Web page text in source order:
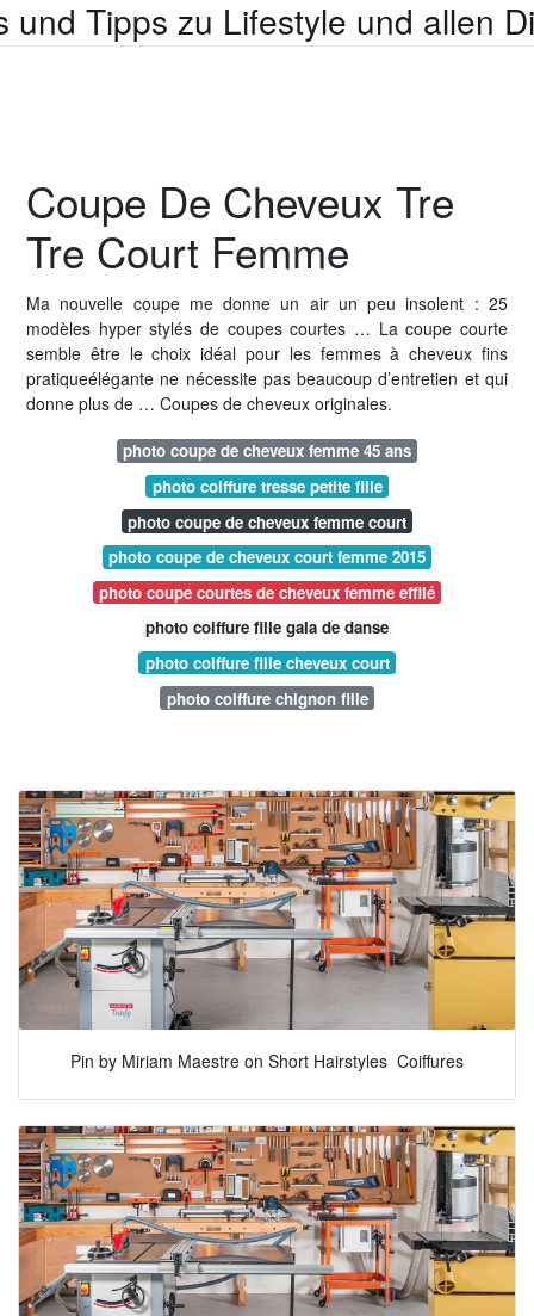
und Tipps zu Lifestyle und allen
Coupe De Cheveux Tre
Tre Court Femme
Ma nouvelle coupe me donne un air un peu insolent : 25
modèles hyper stylés de coupes courtes … La coupe courte
semble être le choix idéal pour les femmes à cheveux fins
pratiqueélégante ne nécessite pas beaucoup d’entretien et qui
donne plus de … Coupes de cheveux originales.
photo coupe de cheveux femme 45 ans
photo coiffure tresse petite fille
photo coupe de cheveux femme court
photo coupe de cheveux court femme 2015
photo coupe courtes de cheveux femme effilé
photo coiffure fille gala de danse
photo coiffure fille cheveux court
photo coiffure chignon fille
Pin by Miriam Maestre on Short Hairstyles ️ Coiffures